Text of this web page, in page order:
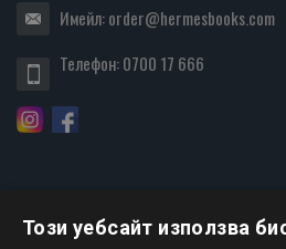
Имейл:order@hermesbooks.com
Телефон:0700 17 666
Този уебсайт използва